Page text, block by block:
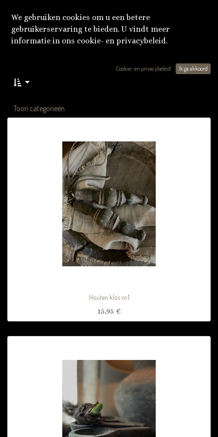
Toon categorieën
Houten klos nr.1
15,95 €
We gebruiken cookies om u een betere
gebruikerservaring te bieden. U vindt meer
informatie in ons cookie- en privacybeleid.
Cookie- en privacybeleid Ik ga akkoord